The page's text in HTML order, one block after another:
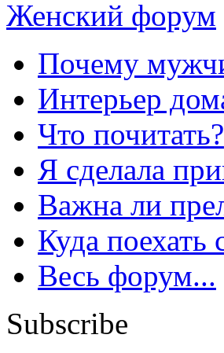
Женский форум
Почему
Интерьер
Что почитать?
Я сделала
Важна ли
Куда поехать
Весь форум...
Subscribe